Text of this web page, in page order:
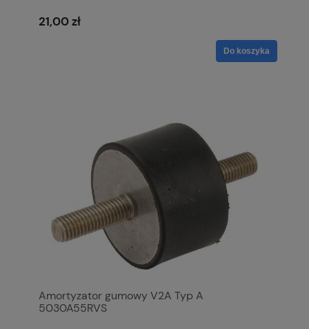
21,00 zł
Do koszyka
Amortyzator gumowy V2A Typ A
5030A55RVS